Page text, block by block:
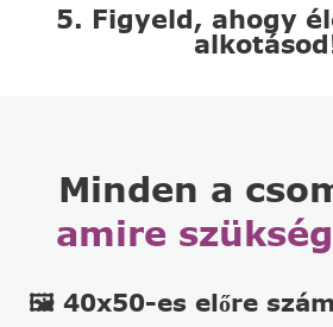
5. Figyeld, ahogy
Minden a
amire
🖼️ 40x50-es előre